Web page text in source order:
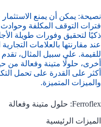
نصيحة: يمكن أن يمنع
ذكيًا لتحقيق وفورات طويلة
والميزات المتميزة.
Ferroflex: حلول متينة وفعالة
الميزات الرئيسية